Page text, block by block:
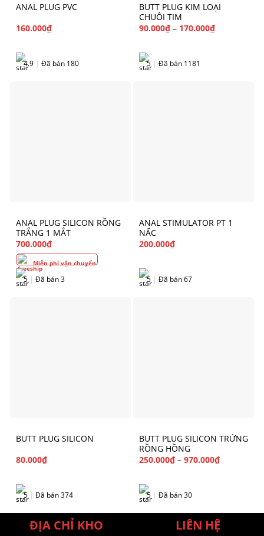
ANAL PLUG PVC
160.000₫
4.9 | Đã bán 180
BUTT PLUG KIM LOẠI
CHUÔI TIM
90.000₫ – 170.000₫
5 | Đã bán 1181
ANAL PLUG SILICON RỒNG
TRẮNG 1 MẮT
700.000₫
Miễn phí vận chuyển
5 | Đã bán 3
ANAL STIMULATOR PT 1
NẤC
200.000₫
5 | Đã bán 67
BUTT PLUG SILICON
80.000₫
5 | Đã bán 374
BUTT PLUG SILICON TRỨNG
RỒNG HỒNG
250.000₫ – 970.000₫
5 | Đã bán 30
ĐỊA CHỈ KHO LIÊN HỆ